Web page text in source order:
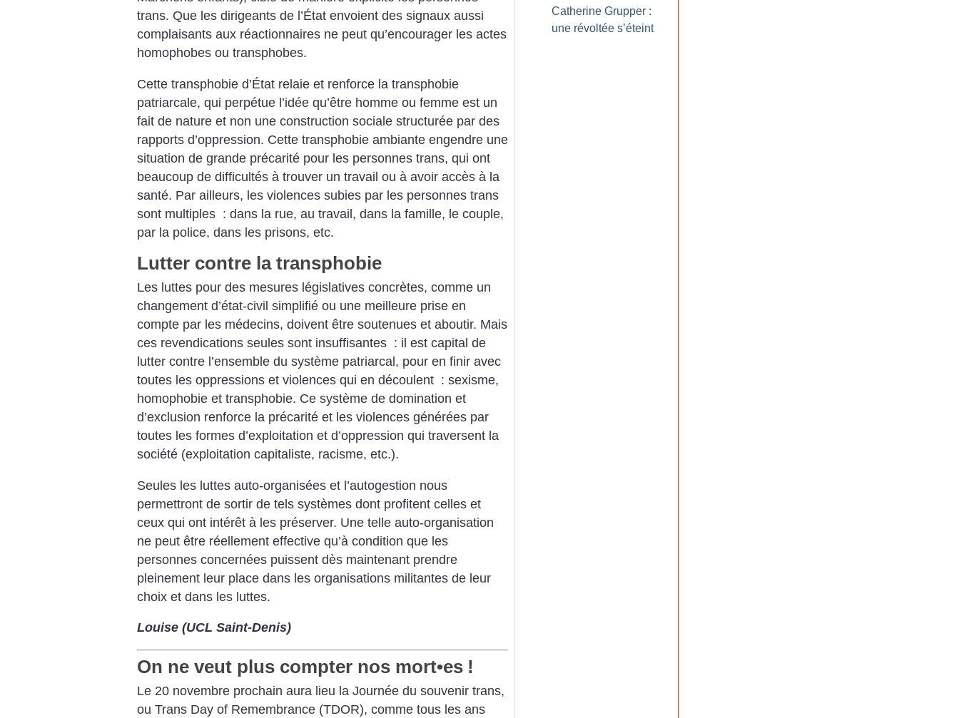
trans. Que les dirigeants de l’État envoient des signaux aussi
complaisants aux réactionnaires ne peut qu’encourager les actes
homophobes ou transphobes.
Cette transphobie d’État relaie et renforce la transphobie
patriarcale, qui perpétue l’idée qu’être homme ou femme est un
fait de nature et non une construction sociale structurée par des
rapports d’oppression. Cette transphobie ambiante engendre une
situation de grande précarité pour les personnes trans, qui ont
beaucoup de difficultés à trouver un travail ou à avoir accès à la
santé. Par ailleurs, les violences subies par les personnes trans
sont multiples : dans la rue, au travail, dans la famille, le couple,
par la police, dans les prisons, etc.
Lutter contre la transphobie
Les luttes pour des mesures législatives concrètes, comme un
changement d’état-civil simplifié ou une meilleure prise en
compte par les médecins, doivent être soutenues et aboutir. Mais
ces revendications seules sont insuffisantes : il est capital de
lutter contre l’ensemble du système patriarcal, pour en finir avec
toutes les oppressions et violences qui en découlent : sexisme,
homophobie et transphobie. Ce système de domination et
d’exclusion renforce la précarité et les violences générées par
toutes les formes d’exploitation et d’oppression qui traversent la
société (exploitation capitaliste, racisme, etc.).
Seules les luttes auto-organisées et l’autogestion nous
permettront de sortir de tels systèmes dont profitent celles et
ceux qui ont intérêt à les préserver. Une telle auto-organisation
ne peut être réellement effective qu’à condition que les
personnes concernées puissent dès maintenant prendre
pleinement leur place dans les organisations militantes de leur
choix et dans les luttes.
Louise (UCL Saint-Denis)
On ne veut plus compter nos mort•es !
Le 20 novembre prochain aura lieu la Journée du souvenir trans,
ou Trans Day of Remembrance (TDOR), comme tous les ans
Catherine Grupper :
une révoltée s’éteint